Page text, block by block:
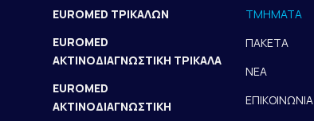
EUROMED ΤΡΙΚΑΛΩΝ
EUROMED
ΑΚΤΙΝΟΔΙΑΓΝΩΣΤΙΚΗ ΤΡΙΚΑΛΑ
EUROMED
ΑΚΤΙΝΟΔΙΑΓΝΩΣΤΙΚΗ
ΤΜΗΜΑΤΑ
ΠΑΚΕΤΑ
ΝΕΑ
ΕΠΙΚΟΙΝΩΝΙΑ